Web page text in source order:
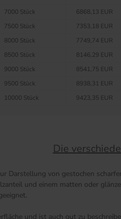
7000 Stück
6868,13 EUR
7500 Stück
7353,18 EUR
8000 Stück
7749,74 EUR
8500 Stück
8146,29 EUR
9000 Stück
8541,75 EUR
9500 Stück
8938,31 EUR
10000 Stück
9423,35 EUR
Die
Darstellung von gestochen
und einem matten oder
und ist auch gut zu